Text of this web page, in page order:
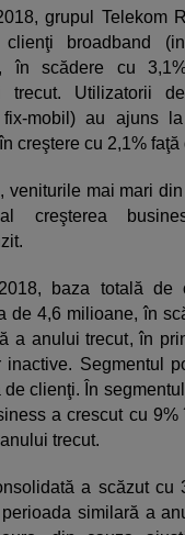
grupul Telekom
broadband
în scădere cu
trecut. Utilizatorii
fix-mobil) au ajuns
creştere cu 2,1% faţă
veniturile mai mari
creşterea
baza totală de
de 4,6 milioane, în
a anului trecut, în
Segmentul
clienţi. În
a crescut cu 9%
trecut.
a scăzut cu
similară a